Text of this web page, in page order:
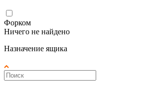
Форком
Ничего не найдено
Назначение ящика